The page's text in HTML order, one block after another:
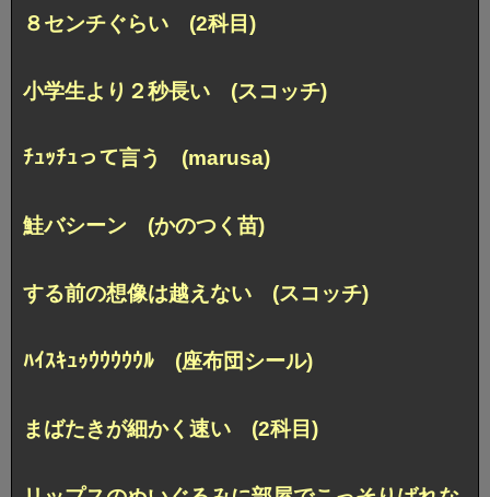
８センチぐらい (2科目)
小学生より２秒長い (スコッチ)
ﾁｭｯﾁｭって言う (marusa)
鮭バシーン (かのつく苗)
する前の想像は越えない (スコッチ)
ﾊｲｽｷｭｩｳｳｳｳｳﾙ (座布団シール)
まばたきが細かく速い (2科目)